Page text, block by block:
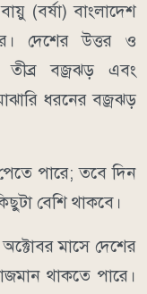
(বর্ষা) বাংলাদেশ
দেশের উত্তর ও
তীব্র বজ্রঝড় এবং
ধরনের বজ্রঝড়
পেতে পারে; তবে দিন
বেশি থাকবে।
অক্টোবর মাসে দেশের
থাকতে পারে।